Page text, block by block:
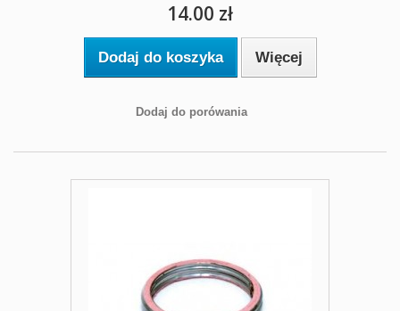
14.00 zł
Dodaj do koszyka Więcej
Dodaj do porówania